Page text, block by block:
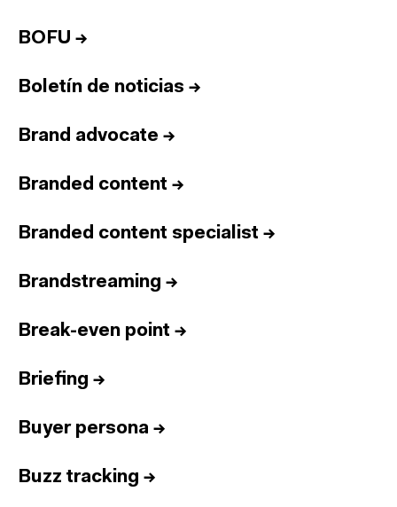
BOFU →
Boletín de noticias →
Brand advocate →
Branded content →
Branded content specialist →
Brandstreaming →
Break-even point →
Briefing →
Buyer persona →
Buzz tracking →